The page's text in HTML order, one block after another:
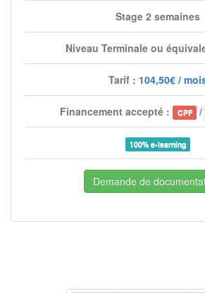
Stage 2 semaines
Niveau Terminale ou
Tarif : 104,50€ /
Financement accepté : CPF /
100% e-learning
Demande de